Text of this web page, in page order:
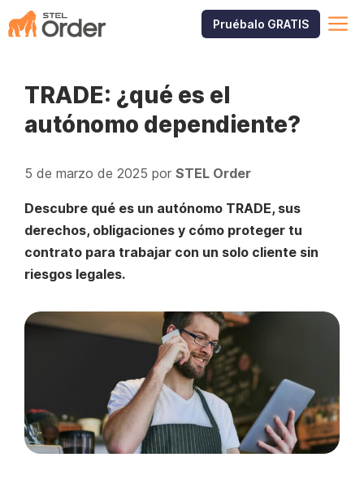
Saltar
al
Pruébalo GRATIS
TRADE: ¿qué es el
autónomo dependiente?
5 de marzo de 2025 por STEL Order
Descubre qué es un autónomo TRADE, sus
derechos, obligaciones y cómo proteger tu
contrato para trabajar con un solo cliente sin
riesgos legales.